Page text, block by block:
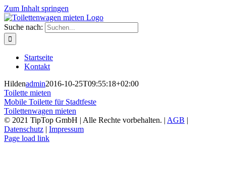
Zum Inhalt springen
Suche nach:
Startseite
Kontakt
Hildenadmin2016-10-25T09:55:18+02:00
Toilette mieten
Mobile Toilette für Stadtfeste
Toilettenwagen mieten
© 2021 TipTop GmbH | Alle Rechte vorbehalten. | AGB |
Datenschutz | Impressum
Page load link